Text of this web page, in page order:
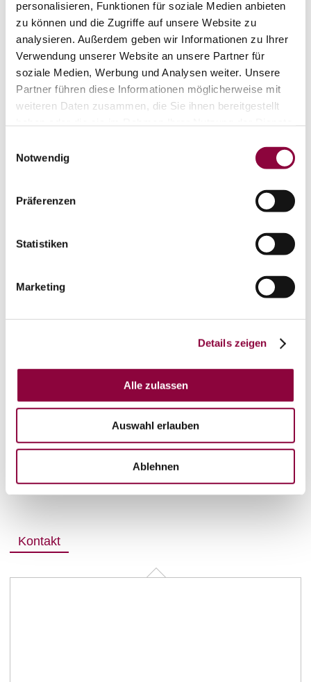
personalisieren, Funktionen für soziale Medien anbieten
zu können und die Zugriffe auf unsere Website zu
analysieren. Außerdem geben wir Informationen zu Ihrer
Verwendung unserer Website an unsere Partner für
soziale Medien, Werbung und Analysen weiter. Unsere
Partner führen diese Informationen möglicherweise mit
weiteren Daten zusammen, die Sie ihnen bereitgestellt
Notwendig
Präferenzen
Statistiken
Marketing
Details zeigen
Alle zulassen
Auswahl erlauben
Ablehnen
Mangelsdorf, das International Jazz Trio mit dem
Klarinettisten Olivier Franc, die Jackson Swingers, Les
Haricots Rouges, Denise Gordon, Klezmers Techter und
auch der legendäre Paul Kuh war zu Gast in
Rheinhessen.
Gemeinschaftsveranstaltungen mit Kulturvereinen in der
tragen dazu bei, den Interessentenkreis für Jazz-Musik
zu erweitern, getreu dem Motto: Jazz für Rheinhessen!
Kontakt